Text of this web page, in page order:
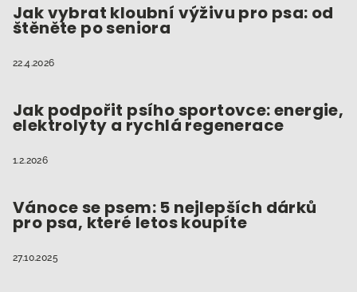
Jak vybrat kloubní výživu pro psa: od
štěněte po seniora
22.4.2026
Jak podpořit psího sportovce: energie,
elektrolyty a rychlá regenerace
1.2.2026
Vánoce se psem: 5 nejlepších dárků
pro psa, které letos koupíte
27.10.2025